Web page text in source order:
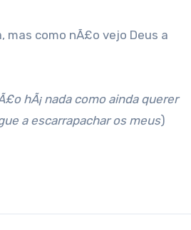
como nÃ£o vejo Deus a
hÃ¡ nada como ainda querer
a escarrapachar os meus)